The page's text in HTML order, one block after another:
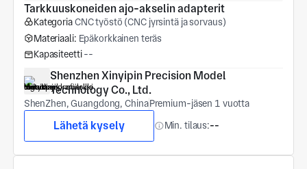
Tarkkuuskoneiden ajo-akselin adapterit
KategoriaCNC työstö (CNC jyrsintä ja sorvaus)
Materiaali: Epäkorkkainen teräs
Kapasiteetti --
Shenzhen Xinyipin Precision Model
Technology Co., Ltd.
ShenZhen, Guangdong, ChinaPremium-jäsen 1 vuotta
Lähetä kysely Min. tilaus:--